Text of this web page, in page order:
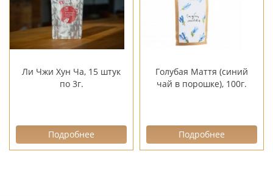
Ли Чжи Хун Ча, 15 штук
по 3г.
Подробнее
Голубая Маття (синий
чай в порошке), 100г.
Подробнее